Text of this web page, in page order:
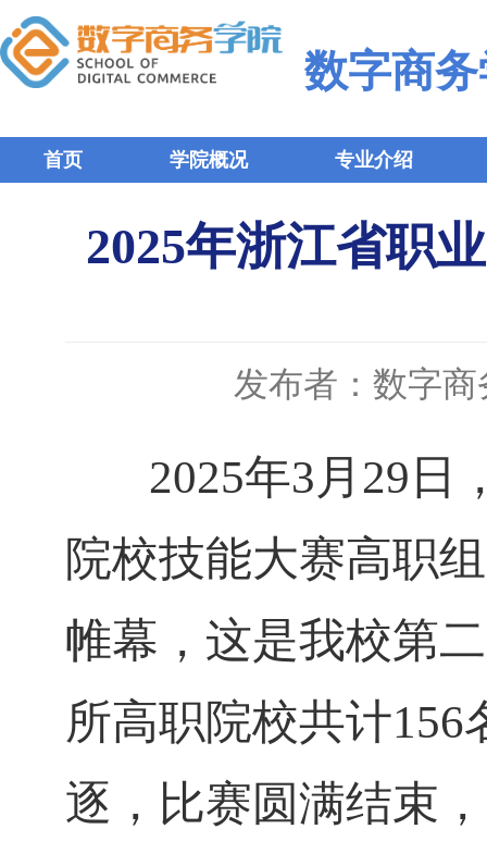
数字商
首页 学院概况 专业介绍
2025年浙江省职
发布者：数字商
2025年3月29日
院校技能大赛高职
帷幕，这是我校第
所高职院校共计
逐，比赛圆满结束